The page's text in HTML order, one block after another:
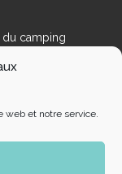
web et notre service.
du camping
Plan du site
spacieux